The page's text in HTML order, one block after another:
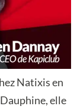
Natixis en
elle